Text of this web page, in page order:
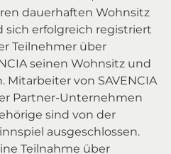
dauerhaften Wohnsitz
sich erfolgreich registriert
Teilnehmer über
seinen Wohnsitz und
Mitarbeiter von SAVENCIA
Partner-Unternehmen
sind von der
ausgeschlossen.
Teilnahme über